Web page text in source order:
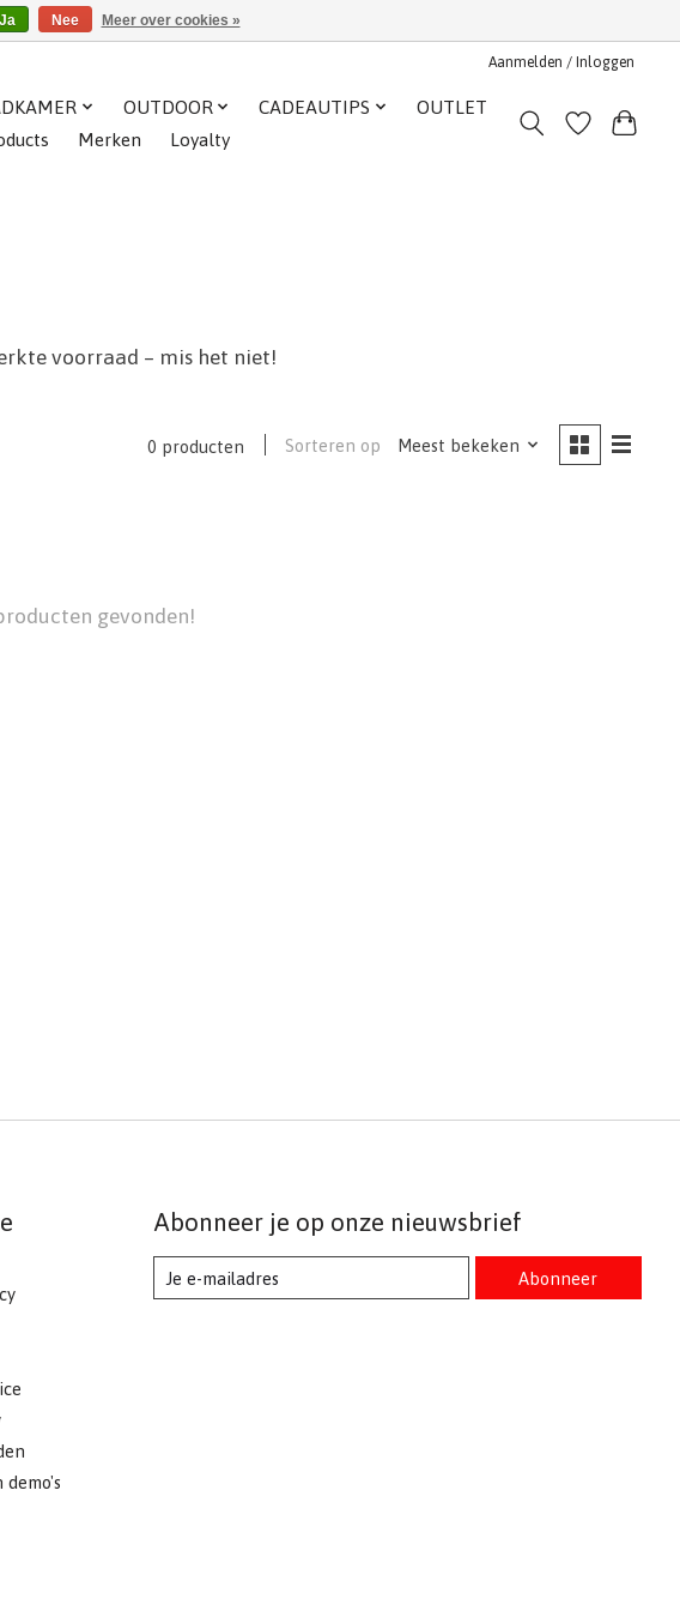
Aanmelden / Inloggen
OUTDOOR CADEAUTIPS
OUTLET
Merken Loyalty
voorraad – mis het niet!
0 producten Sorteren op Meest bekeken
gevonden!
demo's
Abonneer je op onze nieuwsbrief
Abonneer
Ja Nee Meer over cookies »